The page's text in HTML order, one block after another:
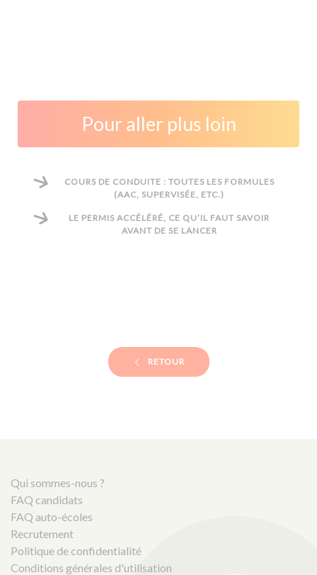
Pour aller plus loin
COURS DE CONDUITE : TOUTES LES FORMULES
(AAC, SUPERVISÉE, ETC.)
LE PERMIS ACCÉLÉRÉ, CE QU’IL FAUT SAVOIR
AVANT DE SE LANCER
RETOUR
Qui sommes-nous ?
FAQ candidats
FAQ auto-écoles
Recrutement
Politique de confidentialité
Conditions générales d'utilisation